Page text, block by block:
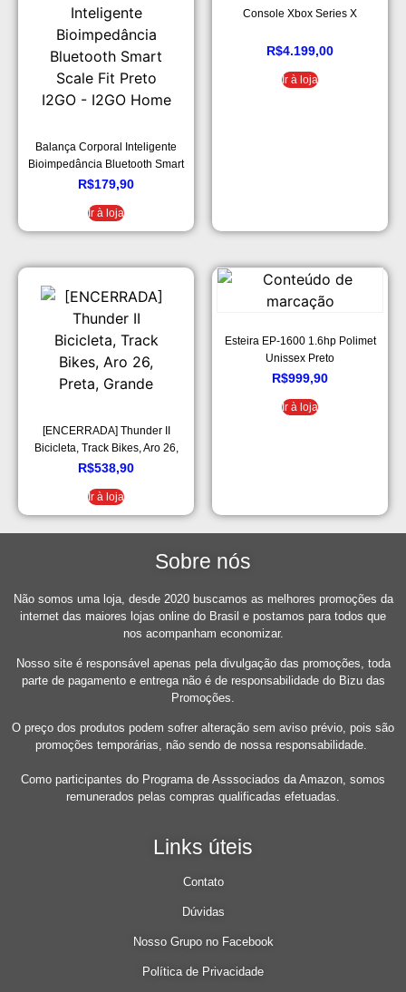
Balança Corporal Inteligente
Bioimpedância Bluetooth Smart
Scale Fit Preto I2GO – I2GO
R$179,90
Ir à loja
Console Xbox Series X
R$4.199,00
Ir à loja
[ENCERRADA] Thunder II
Bicicleta, Track Bikes, Aro 26,
Preta, Grande
R$538,90
Ir à loja
Esteira EP-1600 1.6hp Polimet
Unissex Preto
R$999,90
Ir à loja
Sobre nós
Não somos uma loja, desde 2020 buscamos as melhores promoções da
internet das maiores lojas online do Brasil e postamos para todos que
nos acompanham economizar.
Nosso site é responsável apenas pela divulgação das promoções, toda
parte de pagamento e entrega não é de responsabilidade do Bizu das
Promoções.
O preço dos produtos podem sofrer alteração sem aviso prévio, pois são
promoções temporárias, não sendo de nossa responsabilidade.
Como participantes do Programa de Asssociados da Amazon, somos
remunerados pelas compras qualificadas efetuadas.
Links úteis
Contato
Dúvidas
Nosso Grupo no Facebook
Política de Privacidade